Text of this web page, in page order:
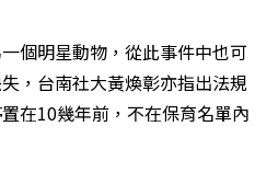
個明星動物，從此事件中也可
，台南社大黃煥彰亦指出法規
在10幾年前，不在保育名單內